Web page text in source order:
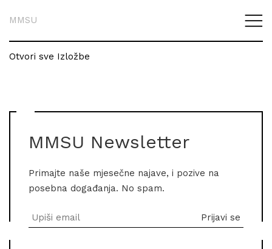
MMSU
Otvori sve Izložbe
MMSU Newsletter
Primajte naše mjesečne najave, i pozive na
posebna događanja. No spam.